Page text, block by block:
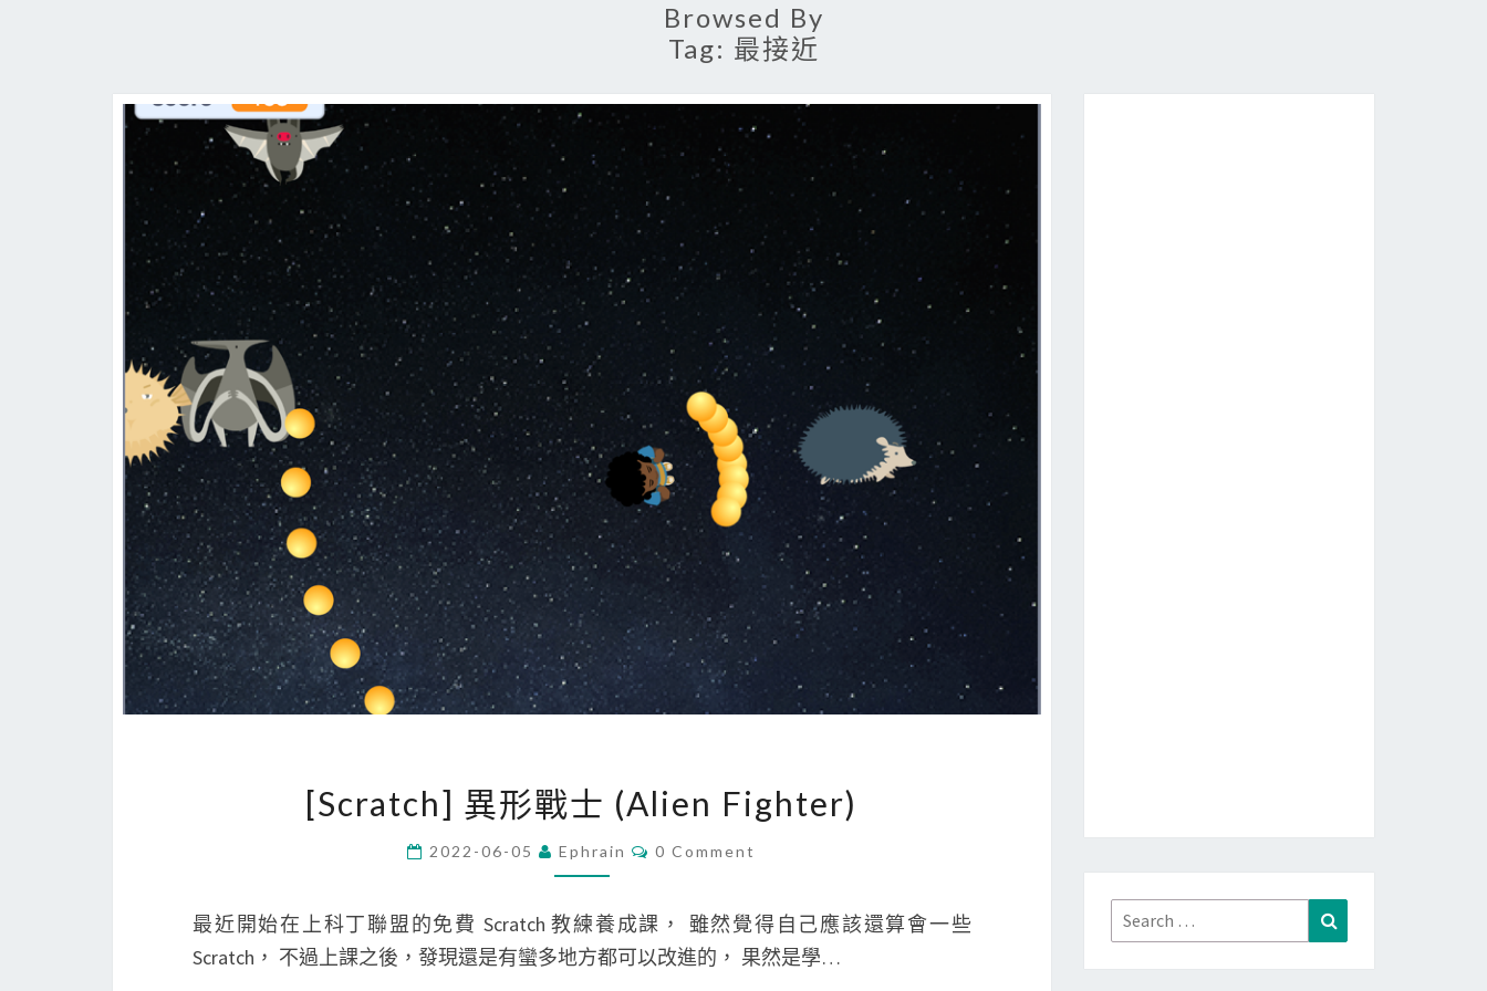
Browsed By
Tag: 最接近
S
c
r
a
t
[Scratch] 異形戰士 (Alien Fighter)
2022-06-05 Ephrain
C
E
N
T
S
0 Comment
最近開始在上科丁聯盟的免費 Scratch 教練養成課， 雖然覺得自己應該還算會一些
Scratch， 不過上課之後，發現還是有蠻多地方都可以改進的， 果然是學…
Search
for: